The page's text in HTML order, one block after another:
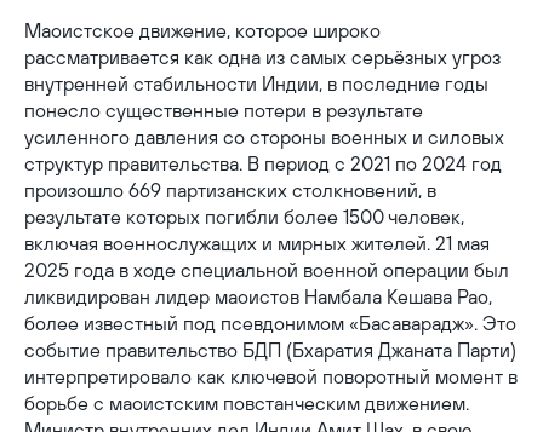
Маоистское движение, которое широко
рассматривается как одна из самых серьёзных угроз
внутренней стабильности Индии, в последние годы
понесло существенные потери в результате
усиленного давления со стороны военных и силовых
структур правительства. В период с 2021 по 2024 год
произошло 669 партизанских столкновений, в
результате которых погибли более 1500 человек,
включая военнослужащих и мирных жителей. 21 мая
2025 года в ходе специальной военной операции был
ликвидирован лидер маоистов Намбала Кешава Рао,
более известный под псевдонимом «Басаварадж». Это
событие правительство БДП (Бхаратия Джаната Парти)
интерпретировало как ключевой поворотный момент в
борьбе с маоистским повстанческим движением.